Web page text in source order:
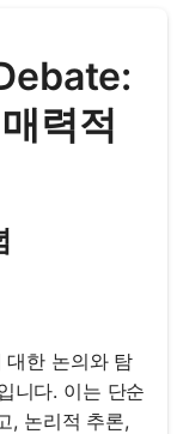
력적
대한 논의와 탐
니다. 이는 단순
, 논리적 추론,